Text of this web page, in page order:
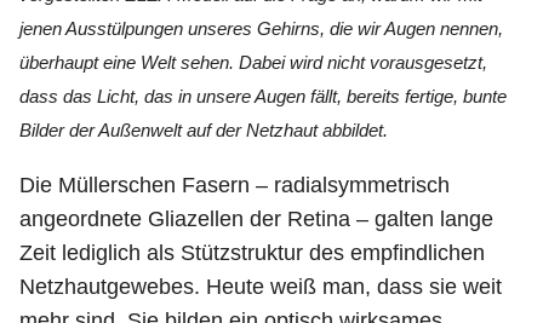
jenen Ausstülpungen unseres Gehirns, die wir Augen nennen,
überhaupt eine Welt sehen. Dabei wird nicht vorausgesetzt,
dass das Licht, das in unsere Augen fällt, bereits fertige, bunte
Bilder der Außenwelt auf der Netzhaut abbildet.
Die Müllerschen Fasern – radialsymmetrisch
angeordnete Gliazellen der Retina – galten lange
Zeit lediglich als Stützstruktur des empfindlichen
Netzhautgewebes. Heute weiß man, dass sie weit